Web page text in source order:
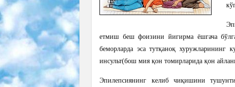
етмиш беш фоизини йигирма ёшгача
беморларда эса тутқаноқ хуружларининг
инсульт(бош мия қон томирларида қон
Эпилепсиянинг келиб чиқишини